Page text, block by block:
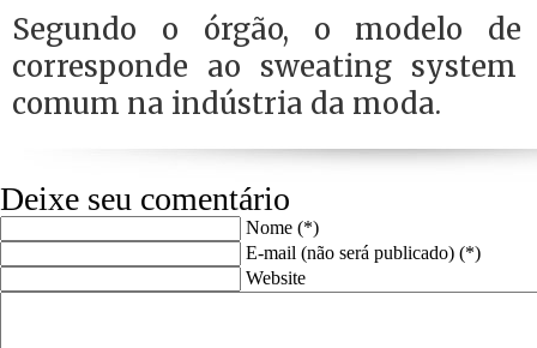
Segundo o órgão, o modelo
corresponde ao sweating system
comum na indústria da moda.
Deixe seu comentário
Nome (*)
E-mail (não será publicado) (*)
Website